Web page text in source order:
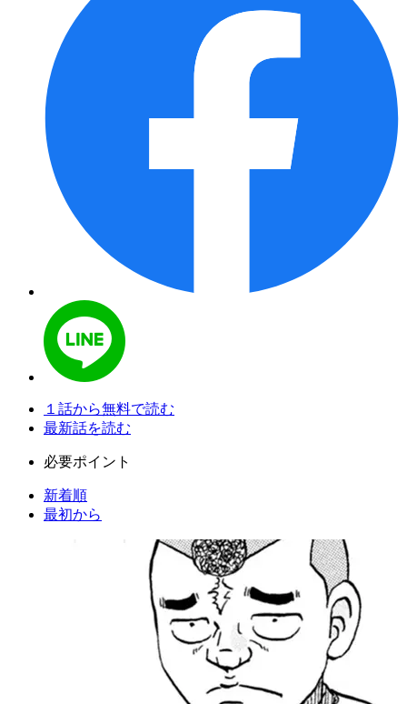
１話から無料で読む
最新話を読む
必要ポイント
新着順
最初から